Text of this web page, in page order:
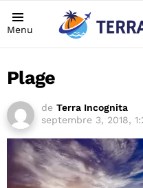
Menu
Plage
de Terra Incognita
septembre 3, 2018,